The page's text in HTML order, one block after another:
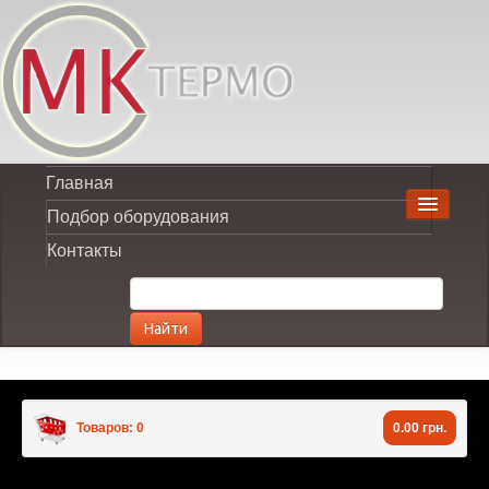
Главная
Подбор оборудования
Контакты
Найти
Товаров: 0 0.00 грн.